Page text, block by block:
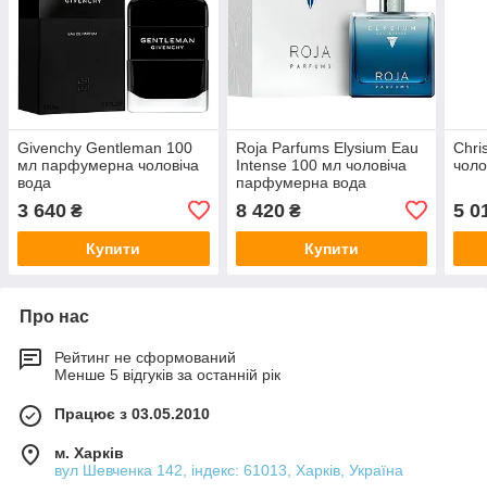
Givenchy Gentleman 100
мл парфумерна чоловіча
вода
3 640 ₴
Купити
Roja Parfums Elysium Eau
Intense 100 мл чоловіча
парфумерна вода
8 420₴
Купити
5
Про нас
Рейтинг не сформований
Менше 5 відгуків за останній рік
Працює з 03.05.2010
м. Харків
вул Шевченка 142, iндекс: 61013, Харків, Україна